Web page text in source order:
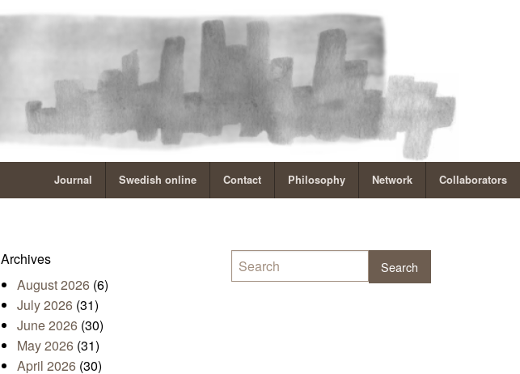
Journal Swedish online Contact Philosophy Network Collaborators
Archives
August 2026 (6)
July 2026 (31)
June 2026 (30)
May 2026 (31)
April 2026 (30)